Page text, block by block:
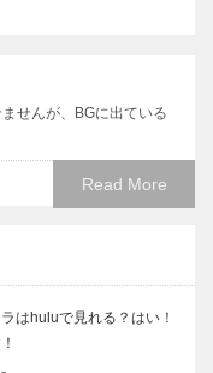
せんが、BGに出ている
Read More
はhuluで見れる？はい！